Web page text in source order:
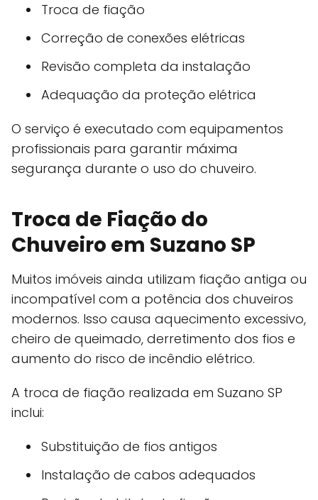
Troca de fiação
Correção de conexões elétricas
Revisão completa da instalação
Adequação da proteção elétrica
O serviço é executado com equipamentos
profissionais para garantir máxima
segurança durante o uso do chuveiro.
Troca de Fiação do
Chuveiro em Suzano SP
Muitos imóveis ainda utilizam fiação antiga ou
incompatível com a potência dos chuveiros
modernos. Isso causa aquecimento excessivo,
cheiro de queimado, derretimento dos fios e
aumento do risco de incêndio elétrico.
A troca de fiação realizada em Suzano SP
inclui:
Substituição de fios antigos
Instalação de cabos adequados